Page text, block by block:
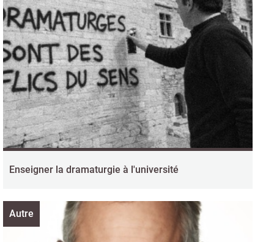
Enseigner la dramaturgie à l'université
Autre